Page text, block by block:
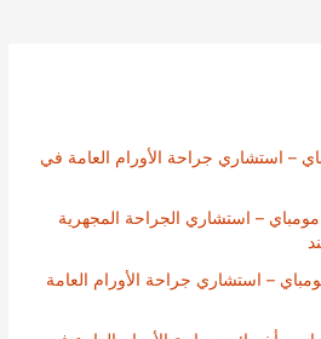
– استشاري جراحة الأورام العامة في
– استشاري الجراحة المجهرية
– استشاري جراحة الأورام العامة